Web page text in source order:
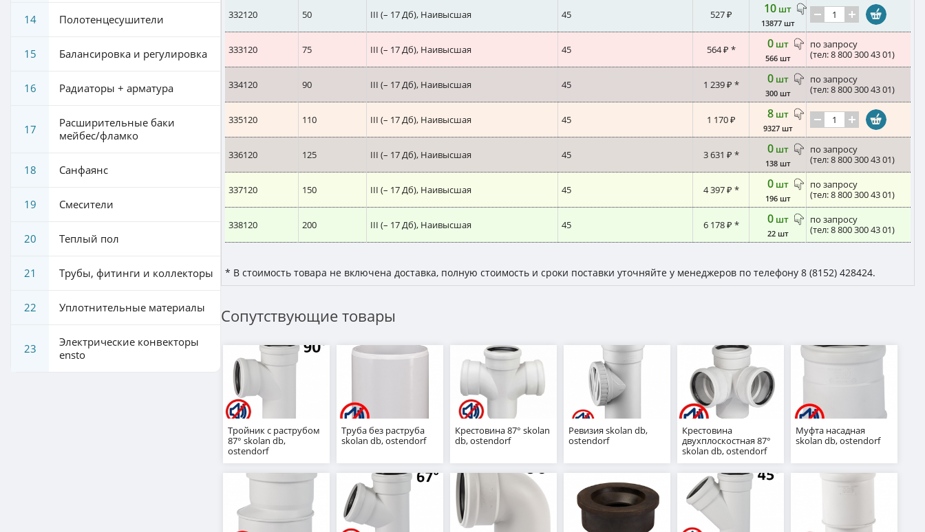
332120 50 III (– 17 Дб), Наивысшая 45 527 ₽ 10 шт
13877 шт
333120 75 III (– 17 Дб), Наивысшая 45 564 ₽ * 0шт
566 шт
по запросу
(тел: 8 800 300 43 01)
334120 90 III (– 17 Дб), Наивысшая 45 1 239 ₽ * 0шт
300 шт
по запросу
(тел: 8 800 300 43 01)
335120 110 III (– 17 Дб), Наивысшая 45 1 170 ₽ 8шт
9327 шт
336120 125 III (– 17 Дб), Наивысшая 45 3 631 ₽ * 0шт
138 шт
по запросу
(тел: 8 800 300 43 01)
337120 150 III (– 17 Дб), Наивысшая 45 4 397 ₽ * 0шт
196 шт
по запросу
(тел: 8 800 300 43 01)
338120 200 III (– 17 Дб), Наивысшая 45 6 178 ₽ * 0шт
22 шт
по запросу
(тел: 8 800 300 43 01)
* В стоимость товара не включена доставка, полную стоимость и сроки поставки уточняйте у менеджеров по телефону 8 (8152) 428424.
Сопутствующие товары
Тройник с раструбом
87° skolan db,
ostendorf
Труба без раструба
skolan db, ostendorf
Крестовина 87° skolan
db, ostendorf
Ревизия skolan db,
ostendorf
Крестовина
двухплоскостная 87°
skolan db, ostendorf
Муфта насадная
skolan db, ostendorf
14 Полотенцесушители
15 Балансировка и регулировка
16 Радиаторы + арматура
17
Расширительные баки
мейбес/фламко
18 Санфаянс
19 Смесители
20 Теплый пол
21 Трубы, фитинги и коллекторы
22 Уплотнительные материалы
23
Электрические конвекторы
ensto